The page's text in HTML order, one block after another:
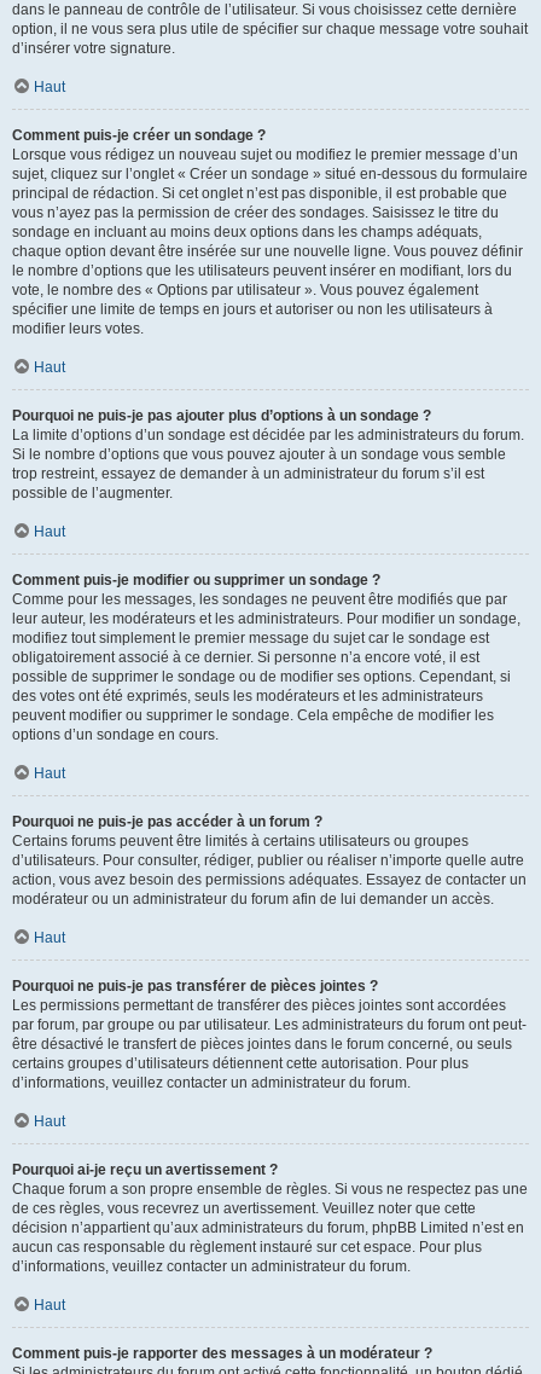
dans le panneau de contrôle de l’utilisateur. Si vous choisissez cette dernière
option, il ne vous sera plus utile de spécifier sur chaque message votre souhait
d’insérer votre signature.
Haut
Comment puis-je créer un sondage ?
Lorsque vous rédigez un nouveau sujet ou modifiez le premier message d’un
sujet, cliquez sur l’onglet « Créer un sondage » situé en-dessous du formulaire
principal de rédaction. Si cet onglet n’est pas disponible, il est probable que
vous n’ayez pas la permission de créer des sondages. Saisissez le titre du
sondage en incluant au moins deux options dans les champs adéquats,
chaque option devant être insérée sur une nouvelle ligne. Vous pouvez définir
le nombre d’options que les utilisateurs peuvent insérer en modifiant, lors du
vote, le nombre des « Options par utilisateur ». Vous pouvez également
spécifier une limite de temps en jours et autoriser ou non les utilisateurs à
modifier leurs votes.
Haut
Pourquoi ne puis-je pas ajouter plus d’options à un sondage ?
La limite d’options d’un sondage est décidée par les administrateurs du forum.
Si le nombre d’options que vous pouvez ajouter à un sondage vous semble
trop restreint, essayez de demander à un administrateur du forum s’il est
possible de l’augmenter.
Haut
Comment puis-je modifier ou supprimer un sondage ?
Comme pour les messages, les sondages ne peuvent être modifiés que par
leur auteur, les modérateurs et les administrateurs. Pour modifier un sondage,
modifiez tout simplement le premier message du sujet car le sondage est
obligatoirement associé à ce dernier. Si personne n’a encore voté, il est
possible de supprimer le sondage ou de modifier ses options. Cependant, si
des votes ont été exprimés, seuls les modérateurs et les administrateurs
peuvent modifier ou supprimer le sondage. Cela empêche de modifier les
options d’un sondage en cours.
Haut
Pourquoi ne puis-je pas accéder à un forum ?
Certains forums peuvent être limités à certains utilisateurs ou groupes
d’utilisateurs. Pour consulter, rédiger, publier ou réaliser n’importe quelle autre
action, vous avez besoin des permissions adéquates. Essayez de contacter un
modérateur ou un administrateur du forum afin de lui demander un accès.
Haut
Pourquoi ne puis-je pas transférer de pièces jointes ?
Les permissions permettant de transférer des pièces jointes sont accordées
par forum, par groupe ou par utilisateur. Les administrateurs du forum ont peut-
être désactivé le transfert de pièces jointes dans le forum concerné, ou seuls
certains groupes d’utilisateurs détiennent cette autorisation. Pour plus
d’informations, veuillez contacter un administrateur du forum.
Haut
Pourquoi ai-je reçu un avertissement ?
Chaque forum a son propre ensemble de règles. Si vous ne respectez pas une
de ces règles, vous recevrez un avertissement. Veuillez noter que cette
décision n’appartient qu’aux administrateurs du forum, phpBB Limited n’est en
aucun cas responsable du règlement instauré sur cet espace. Pour plus
d’informations, veuillez contacter un administrateur du forum.
Haut
Comment puis-je rapporter des messages à un modérateur ?